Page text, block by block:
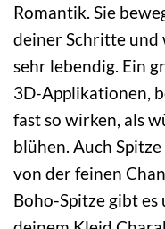
Romantik. Sie
deiner Schritte und
sehr lebendig. Ein
3D-Applikationen,
fast so wirken, als
blühen. Auch
von der feinen
Boho-Spitze gibt